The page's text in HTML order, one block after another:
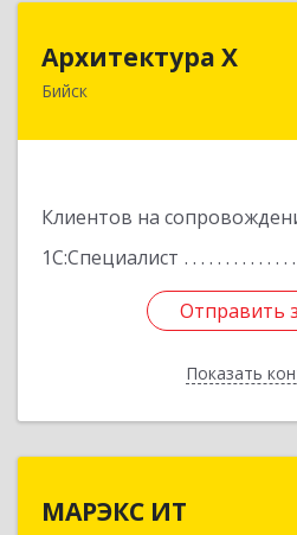
Архитектура Х
Бийск
Клиентов на
1С:Специалист
Отправить
Показать
659300, Алтайский край,
Отправить
Назад
МАРЭКС ИТ